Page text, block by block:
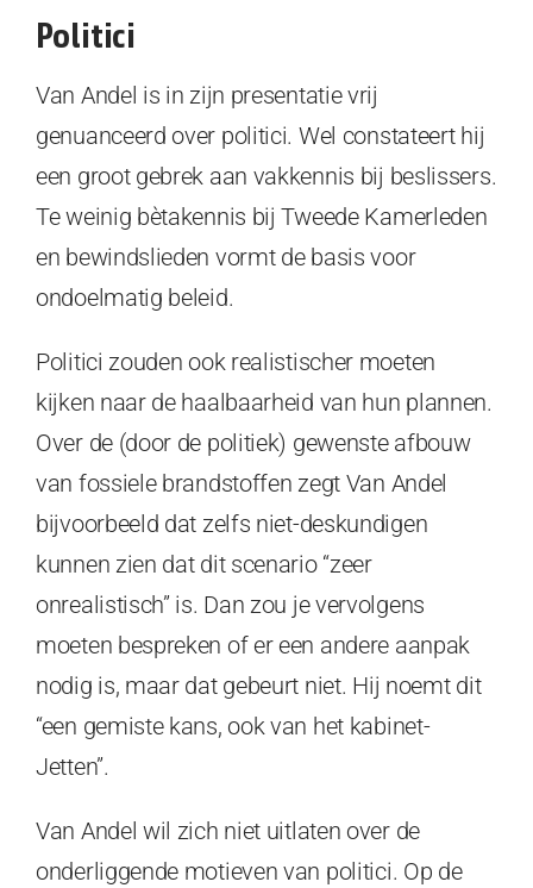
Politici
Van Andel is in zijn presentatie vrij
genuanceerd over politici. Wel constateert hij
een groot gebrek aan vakkennis bij beslissers.
Te weinig bètakennis bij Tweede Kamerleden
en bewindslieden vormt de basis voor
ondoelmatig beleid.
Politici zouden ook realistischer moeten
kijken naar de haalbaarheid van hun plannen.
Over de (door de politiek) gewenste afbouw
van fossiele brandstoffen zegt Van Andel
bijvoorbeeld dat zelfs niet-deskundigen
kunnen zien dat dit scenario “zeer
onrealistisch” is. Dan zou je vervolgens
moeten bespreken of er een andere aanpak
nodig is, maar dat gebeurt niet. Hij noemt dit
“een gemiste kans, ook van het kabinet-
Jetten”.
Van Andel wil zich niet uitlaten over de
onderliggende motieven van politici. Op de